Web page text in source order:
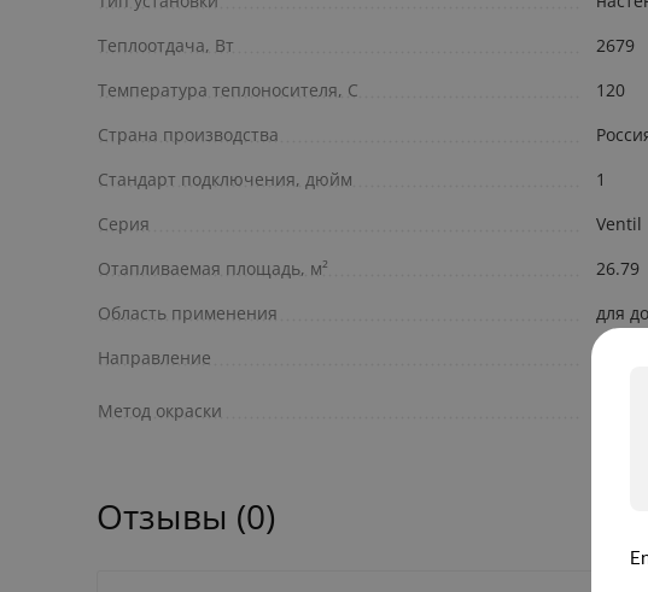
Теплоотдача, Вт
2679
Температура теплоносителя, С
120
Страна производства
Стандарт подключения, дюйм
1
Серия
Ventil
Отапливаемая площадь, м²
26.79
Область применения
для
Направление
Метод окраски
Отзывы (0)